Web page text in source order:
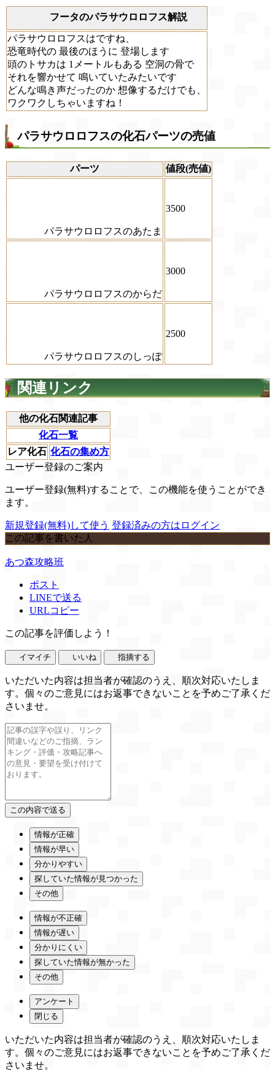
フータのパラサウロロフス解説
パラサウロロフスはですね、
恐竜時代の 最後のほうに 登場します
頭のトサカは 1メートルもある 空洞の骨で
それを響かせて 鳴いていたみたいです
どんな鳴き声だったのか 想像するだけでも、
ワクワクしちゃいますね！
パラサウロロフスの化石パーツの売値
パーツ 値段(売値)
パラサウロロフスのあたま
3500
パラサウロロフスのからだ
3000
パラサウロロフスのしっぽ
2500
関連リンク
他の化石関連記事
化石一覧
レア化石 化石の集め方
ユーザー登録のご案内
ユーザー登録(無料)することで、この機能を使うことができ
ます。
新規登録(無料)して使う 登録済みの方はログイン
この記事を書いた人
あつ森攻略班
ポスト
LINEで送る
URLコピー
この記事を評価しよう！
イマイチ いいね 指摘する
いただいた内容は担当者が確認のうえ、順次対応いたしま
す。個々のご意見にはお返事できないことを予めご了承くだ
さいませ。
情報が正確
情報が早い
分かりやすい
探していた情報が見つかった
その他
情報が不正確
情報が遅い
分かりにくい
探していた情報が無かった
その他
アンケート
閉じる
いただいた内容は担当者が確認のうえ、順次対応いたしま
す。個々のご意見にはお返事できないことを予めご了承くだ
さいませ。